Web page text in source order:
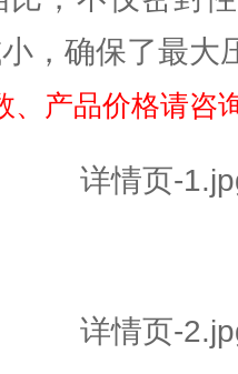
，确保了最大
、产品价格请咨